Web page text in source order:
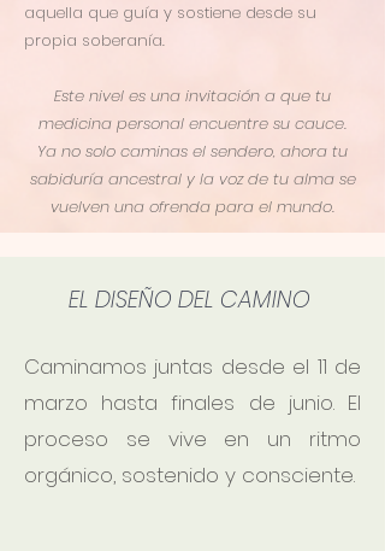
aquella que guía y sostiene desde su
propia soberanía.
Este nivel es una invitación a que tu
medicina personal encuentre su cauce.
Ya no solo caminas el sendero, ahora tu
sabiduría ancestral y la voz de tu alma se
vuelven una ofrenda para el mundo.
EL DISEÑO DEL CAMINO
Caminamos juntas desde el 11 de
marzo hasta finales de junio. El
proceso se vive en un ritmo
orgánico, sostenido y consciente.